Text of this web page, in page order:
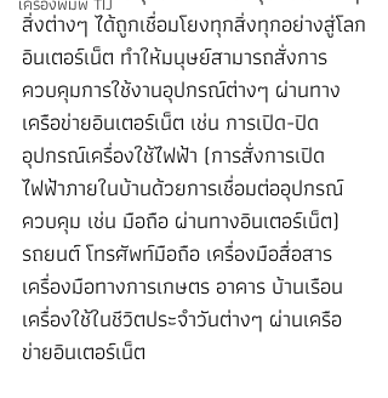
สิ่งต่างๆ ได้ถูกเชื่อมโยงทุกสิ่งทุกอย่างสู่โลก
อินเตอร์เน็ต ทำให้มนุษย์สามารถสั่งการ
ควบคุมการใช้งานอุปกรณ์ต่างๆ ผ่านทาง
เครือข่ายอินเตอร์เน็ต เช่น การเปิด-ปิด
อุปกรณ์เครื่องใช้ไฟฟ้า (การสั่งการเปิด
ไฟฟ้าภายในบ้านด้วยการเชื่อมต่ออุปกรณ์
ควบคุม เช่น มือถือ ผ่านทางอินเตอร์เน็ต)
รถยนต์ โทรศัพท์มือถือ เครื่องมือสื่อสาร
เครื่องมือทางการเกษตร อาคาร บ้านเรือน
เครื่องใช้ในชีวิตประจำวันต่างๆ ผ่านเครือ
ข่ายอินเตอร์เน็ต